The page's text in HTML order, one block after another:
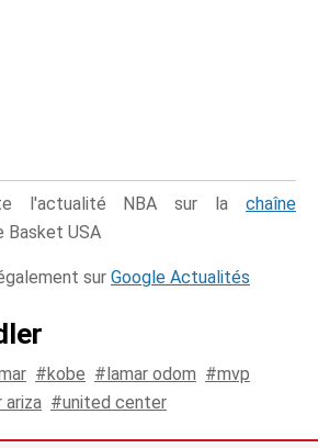
l'actualité NBA sur la chaîne
Basket USA
sur Google Actualités
kobe lamar odom
mvp
ariza united center